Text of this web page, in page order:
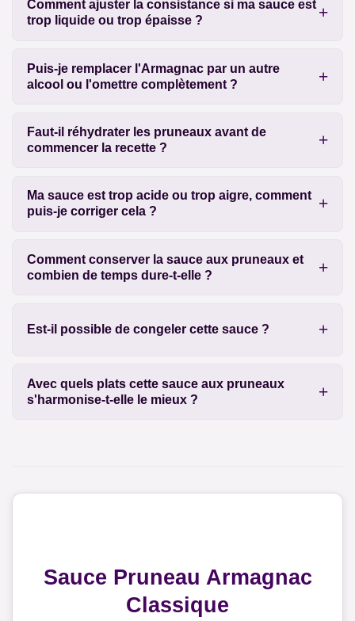
Comment ajuster la consistance si ma sauce est
trop liquide ou trop épaisse ?
Puis-je remplacer l'Armagnac par un autre
alcool ou l'omettre complètement ?
Faut-il réhydrater les pruneaux avant de
commencer la recette ?
Ma sauce est trop acide ou trop aigre, comment
puis-je corriger cela ?
Comment conserver la sauce aux pruneaux et
combien de temps dure-t-elle ?
Est-il possible de congeler cette sauce ?
Avec quels plats cette sauce aux pruneaux
s'harmonise-t-elle le mieux ?
Sauce Pruneau Armagnac
Classique